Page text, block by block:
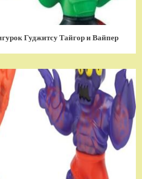
Гуджитсу Тайгор и Вайпер